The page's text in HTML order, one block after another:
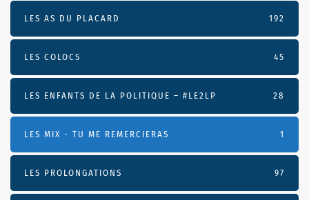
LES AS DU PLACARD 192
LES COLOCS 45
LES ENFANTS DE LA POLITIQUE – #LE2LP 28
LES MIX - TU ME REMERCIERAS 1
LES PROLONGATIONS 97